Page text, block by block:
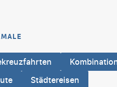
Städtereisen